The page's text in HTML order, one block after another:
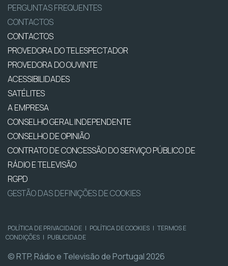
PERGUNTAS FREQUENTES
CONTACTOS
CONTACTOS
PROVEDORA DO TELESPECTADOR
PROVEDORA DO OUVINTE
ACESSIBILIDADES
SATÉLITES
A EMPRESA
CONSELHO GERAL INDEPENDENTE
CONSELHO DE OPINIÃO
CONTRATO DE CONCESSÃO DO SERVIÇO PÚBLICO DE
RÁDIO E TELEVISÃO
RGPD
GESTÃO DAS DEFINIÇÕES DE COOKIES
POLÍTICA DE PRIVACIDADE | POLÍTICA DE COOKIES | TERMOS E
CONDIÇÕES | PUBLICIDADE
© RTP, Rádio e Televisão de Portugal 2026